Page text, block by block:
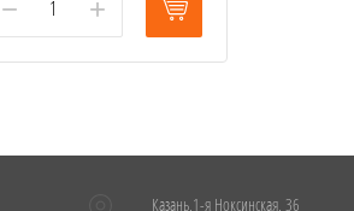
− +
Казань,1-я Ноксинская, 36